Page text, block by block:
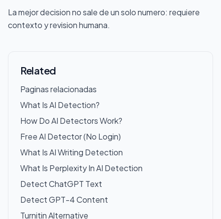
La mejor decision no sale de un solo numero: requiere
contexto y revision humana.
Related
Paginas relacionadas
What Is AI Detection?
How Do AI Detectors Work?
Free AI Detector (No Login)
What Is AI Writing Detection
What Is Perplexity In AI Detection
Detect ChatGPT Text
Detect GPT-4 Content
Turnitin Alternative